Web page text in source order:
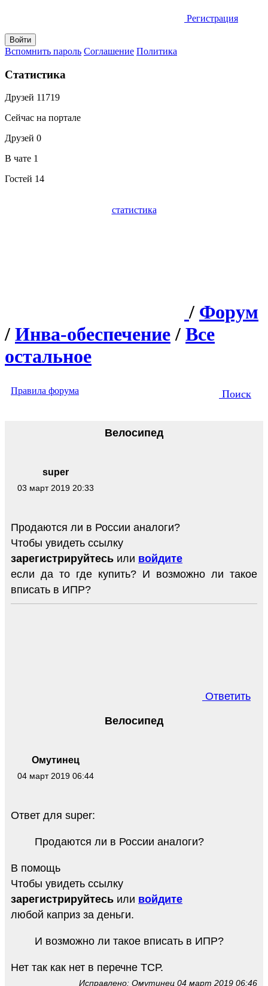
Регистрация
Вспомнить пароль Соглашение Политика
Статистика
Друзей 11719
Сейчас на портале
Друзей 0
В чате 1
Гостей 14
статистика
/ Форум
/ Инва-обеспечение / Все
остальное
Правила форума Поиск
super
03 март 2019 20:33
Велосипед
Продаются ли в России аналоги?
Чтобы увидеть ссылку
зарегистрируйтесь или войдите
если да то где купить? И возможно ли такое
вписать в ИПР?
Ответить
Омутинец
04 март 2019 06:44
Велосипед
Ответ для super:
Продаются ли в России аналоги?
В помощь
Чтобы увидеть ссылку
зарегистрируйтесь или войдите
любой каприз за деньги.
И возможно ли такое вписать в ИПР?
Нет так как нет в перечне ТСР.
Исправлено: Омутинец 04 март 2019 06:46